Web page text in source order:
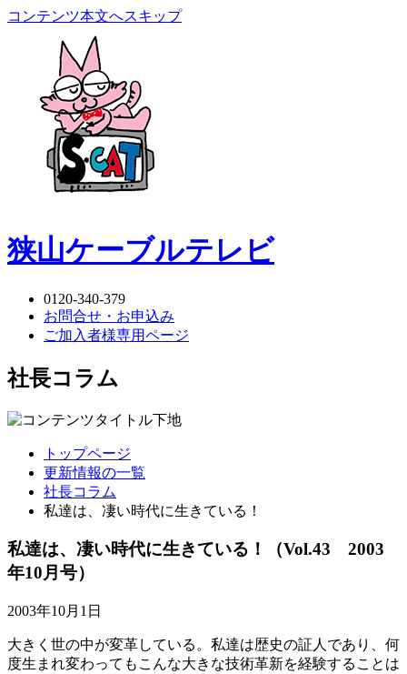
コンテンツ本文へスキップ
狭山ケーブルテレビ
0120-340-379
お問合せ・お申込み
ご加入者様専用ページ
社長コラム
トップページ
更新情報の一覧
社長コラム
私達は、凄い時代に生きている！
私達は、凄い時代に生きている！
（Vol.43 2003
年10月号）
2003年10月1日
大きく世の中が変革している。私達は歴史の証人であり、何
度生まれ変わってもこんな大きな技術革新を経験することは